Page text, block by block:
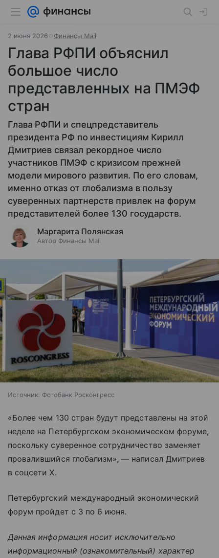
2 июня 2026 Финансы Mail
Глава РФПИ объяснил
большое число
представленных на ПМЭФ
стран
Глава РФПИ и спецпредставитель
президента РФ по инвестициям Кирилл
Дмитриев связал рекордное число
участников ПМЭФ с кризисом прежней
модели мирового развития. По его словам,
именно отказ от глобализма в пользу
суверенных партнерств привлек на форум
представителей более 130 государств.
Маргарита Полянская
Автор Финансы Mail
Источник: Фотобанк Росконгресс
«Более чем 130 стран будут представлены на этой
неделе на Петербургском экономическом форуме,
поскольку суверенное сотрудничество заменяет
провалившийся глобализм», — написал Дмитриев
в соцсети X.
Петербургский международный экономический
форум пройдет с 3 по 6 июня.
Данная информация носит исключительно
информационный (ознакомительный) характер